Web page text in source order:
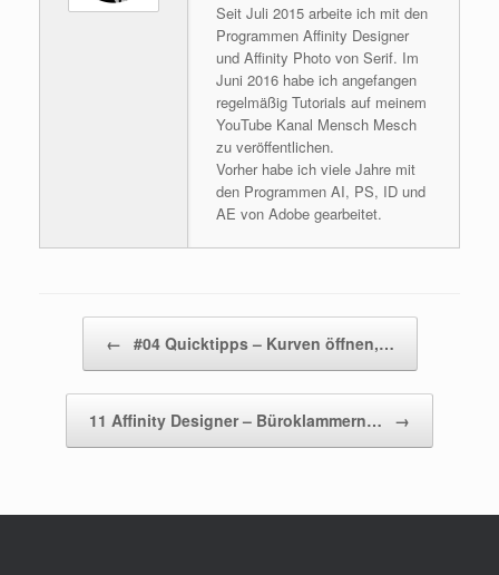
Seit Juli 2015 arbeite ich mit den
Programmen Affinity Designer
und Affinity Photo von Serif. Im
Juni 2016 habe ich angefangen
regelmäßig Tutorials auf meinem
YouTube Kanal Mensch Mesch
zu veröffentlichen.
Vorher habe ich viele Jahre mit
den Programmen AI, PS, ID und
AE von Adobe gearbeitet.
← #04 Quicktipps – Kurven öffnen,…
11 Affinity Designer – Büroklammern… →